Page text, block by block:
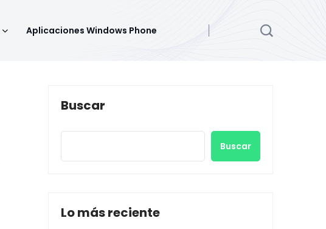
Aplicaciones Windows Phone
Buscar
Buscar
Lo más reciente